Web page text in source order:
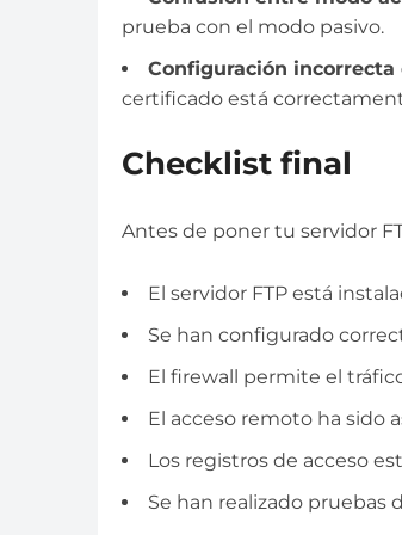
prueba con el modo pasivo.
Configuración incorrecta
certificado está
Checklist final
Antes de poner tu servidor
El servidor FTP está
Se han configurado
El firewall permite el
El acceso remoto ha sido
Los registros de acceso
Se han realizado pruebas